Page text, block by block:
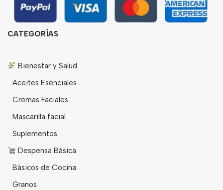
CATEGORÍAS
Bienestar y Salud
Aceites Esenciales
Cremas Faciales
Mascarilla facial
Suplementos
Despensa Básica
Básicos de Cocina
Granos